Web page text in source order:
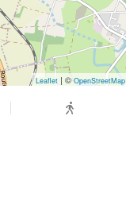
Leaflet | © OpenStreetMap